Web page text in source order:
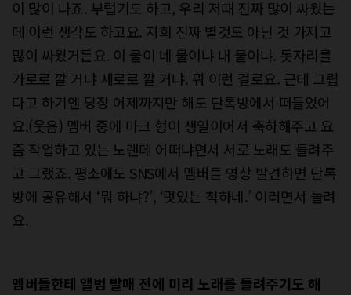
이 많이 나죠. 부럽기도 하고, 우리 저때 진짜 많이 싸웠는
데 이런 생각도 하고요. 저희 진짜 별것도 아닌 것 가지고
많이 싸웠거든요. 이 물이 네 물이냐 내 물이냐. 돗자리를
가로로 깔 거냐 세로로 깔 거냐. 뭐 이런 걸로요. 근데 그립
다고 하기엔 당장 어제까지만 해도 단톡방에서 떠들었어
요.(웃음) 멤버 중에 마크 형이 생일이어서 축하해주고 요
즘 작업하고 있는 노랜데 어떠냐면서 서로 노래도 들려주
고 그랬죠. 평소에도 SNS에서 멤버들 영상 발견하면 단톡
방에 공유해서 ‘뭐 하냐?’, ‘멋있는 척하네.’ 이러면서 놀려
요.
멤버들한테 앨범 발매 전에 미리 노래를 들려주기도 해